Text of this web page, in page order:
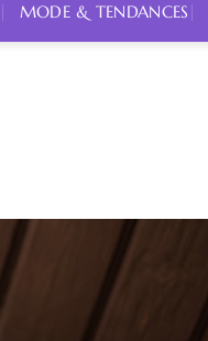
MODE & TENDANCES